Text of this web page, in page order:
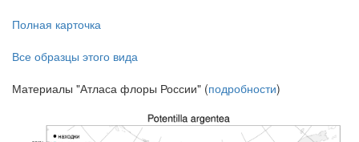
Полная карточка
Все образцы этого вида
Материалы "Атласа флоры России" (подробности)